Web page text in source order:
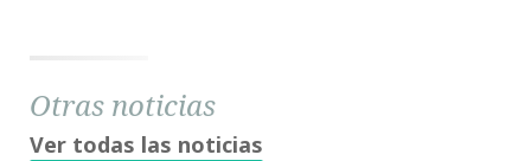
Otras noticias
Ver todas las noticias